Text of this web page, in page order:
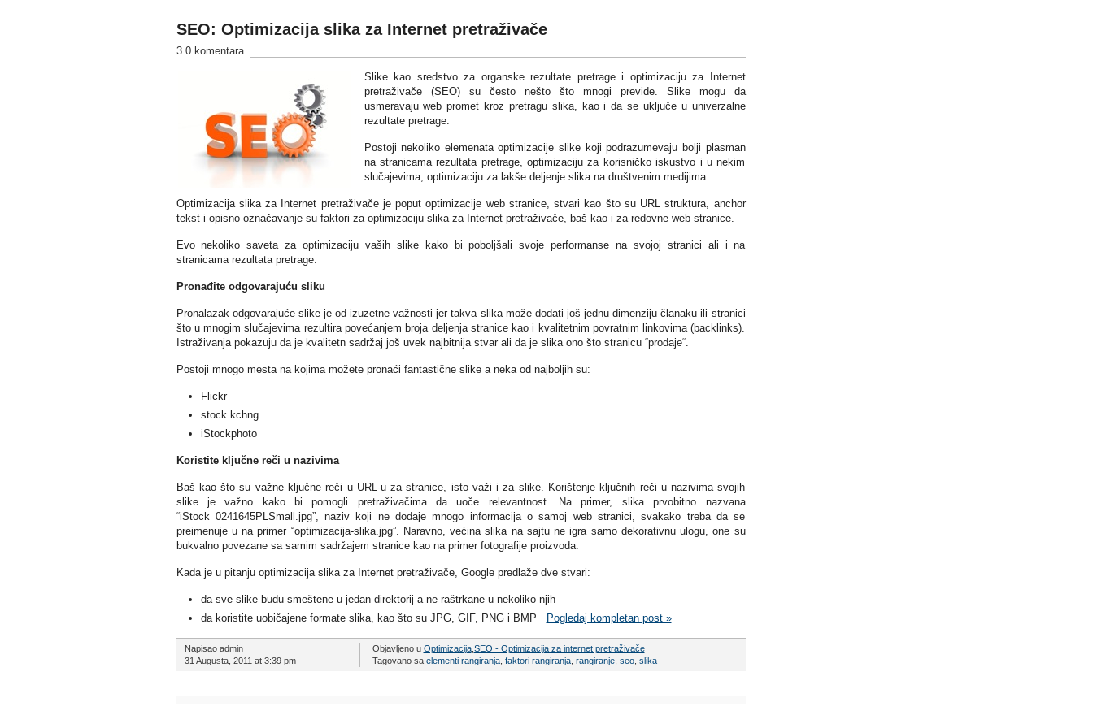
SEO: Optimizacija slika za Internet pretraživače
3 0 komentara
Slike kao sredstvo za organske rezultate pretrage i optimizaciju za Internet
pretraživače (SEO) su često nešto što mnogi previde. Slike mogu da
usmeravaju web promet kroz pretragu slika, kao i da se uključe u univerzalne
rezultate pretrage.
Postoji nekoliko elemenata optimizacije slike koji podrazumevaju bolji plasman
na stranicama rezultata pretrage, optimizaciju za korisničko iskustvo i u nekim
slučajevima, optimizaciju za lakše deljenje slika na društvenim medijima.
Optimizacija slika za Internet pretraživače je poput optimizacije web stranice, stvari kao što su URL struktura, anchor
tekst i opisno označavanje su faktori za optimizaciju slika za Internet pretraživače, baš kao i za redovne web stranice.
Evo nekoliko saveta za optimizaciju vaših slike kako bi poboljšali svoje performanse na svojoj stranici ali i na
stranicama rezultata pretrage.
Pronađite odgovarajuću sliku
Pronalazak odgovarajuće slike je od izuzetne važnosti jer takva slika može dodati još jednu dimenziju članaku ili stranici
što u mnogim slučajevima rezultira povećanjem broja deljenja stranice kao i kvalitetnim povratnim linkovima (backlinks).
Istraživanja pokazuju da je kvalitetn sadržaj još uvek najbitnija stvar ali da je slika ono što stranicu “prodaje“.
Postoji mnogo mesta na kojima možete pronaći fantastične slike a neka od najboljih su:
Flickr
stock.kchng
iStockphoto
Koristite ključne reči u nazivima
Baš kao što su važne ključne reči u URL-u za stranice, isto važi i za slike. Korištenje ključnih reči u nazivima svojih
slike je važno kako bi pomogli pretraživačima da uoče relevantnost. Na primer, slika prvobitno nazvana
“iStock_0241645PLSmall.jpg”, naziv koji ne dodaje mnogo informacija o samoj web stranici, svakako treba da se
preimenuje u na primer “optimizacija-slika.jpg”. Naravno, većina slika na sajtu ne igra samo dekorativnu ulogu, one su
bukvalno povezane sa samim sadržajem stranice kao na primer fotografije proizvoda.
Kada je u pitanju optimizacija slika za Internet pretraživače, Google predlaže dve stvari:
da sve slike budu smeštene u jedan direktorij a ne raštrkane u nekoliko njih
da koristite uobičajene formate slika, kao što su JPG, GIF, PNG i BMP
Pogledaj kompletan post »
Napisao admin
31 Augusta, 2011 at 3:39 pm
Objavljeno u Optimizacija, SEO - Optimizacija za internet pretraživače
Tagovano sa elementi rangiranja, faktori rangiranja, rangiranje, seo, slika